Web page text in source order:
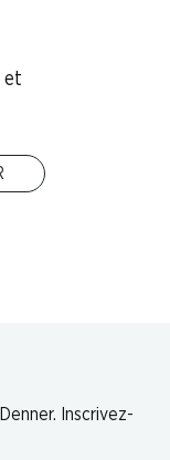
et
Inscrivez-